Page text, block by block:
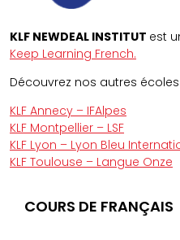
KLF NEWDEAL INSTITUT est
Keep Learning French.
Découvrez nos autres écoles
KLF Annecy – IFAlpes
KLF Montpellier – LSF
KLF Lyon – Lyon Bleu
KLF Toulouse – Langue Onze
COURS DE FRANÇAIS